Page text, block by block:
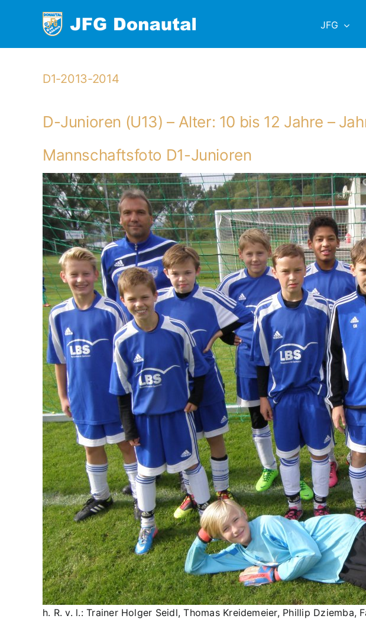
JFG
D1-2013-2014
D-Junioren (U13) – Alter: 10 bis 12 Jahre –
Mannschaftsfoto D1-Junioren
h. R. v. l.: Trainer Holger Seidl, Thomas Kreidemeier, Phillip Dziemba,